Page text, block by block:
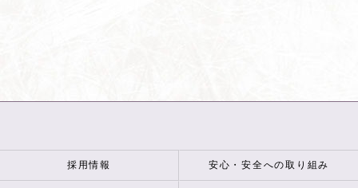
採用情報 安心・安全への取り組み